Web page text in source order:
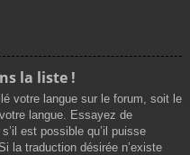
la liste !
votre langue sur le forum, soit le
langue. Essayez de
est possible qu’il puisse
la traduction désirée n’existe